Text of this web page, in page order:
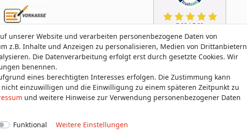
Daten­schutz­erklärung AGB
unserer Website und verarbeiten personenbezogene Daten von
z.B. Inhalte und Anzeigen zu personalisieren, Medien von Drittanbietern
Die Datenverarbeitung erfolgt erst durch gesetzte Cookies. Wir
benennen.
eines berechtigten Interesses erfolgen. Die Zustimmung kann
einzuwilligen und die Einwilligung zu einem späteren Zeitpunkt zu
und weitere Hinweise zur Verwendung personenbezogener Daten
Funktional Weitere Einstellungen